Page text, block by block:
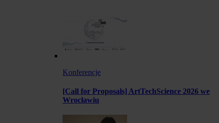
Konferencje
[Call for Proposals] ArtTechScience 2026 we
Wrocławiu